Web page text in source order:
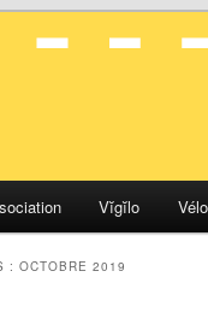
Vĭgĭlo
: OCTOBRE 2019